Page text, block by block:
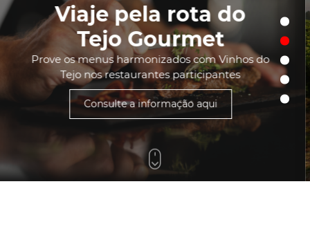
CADA VINHO DO
TEJO É ÚNICO
sejam pelas castas escolhidas ou os terroirs
onde as vinhas crescem
DESCUBRA-OS